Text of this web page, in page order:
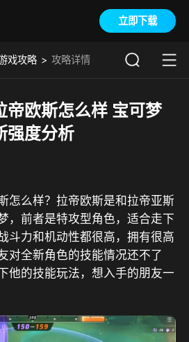
立即下载
戏攻略 攻略详情
帝欧斯怎么样 宝可梦
强度分析
怎么样？拉帝欧斯是和拉帝亚斯
，前者是特攻型角色，适合走下
斗力和机动性都很高，拥有很高
对全新角色的技能情况还不了
他的技能玩法，想入手的朋友一